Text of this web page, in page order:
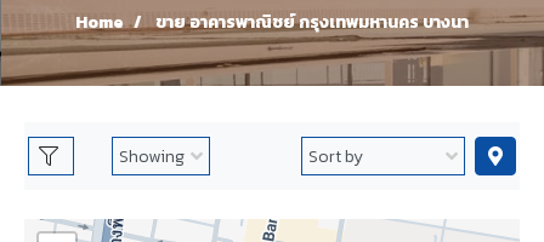
Home ขาย อาคารพาณิชย์ กรุงเทพมหานคร บางนา